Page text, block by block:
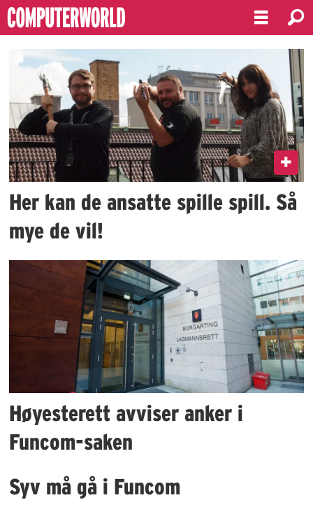
Emne:
funcom
Her kan de ansatte spille spill. Så
mye de vil!
Høyesterett avviser anker i
Funcom-saken
Syv må gå i Funcom